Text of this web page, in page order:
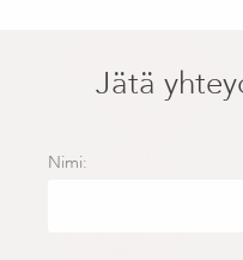
Jätä
Nimi: